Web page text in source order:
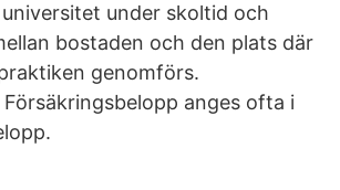
under skoltid och
bostaden och den plats där
genomförs.
anges ofta i